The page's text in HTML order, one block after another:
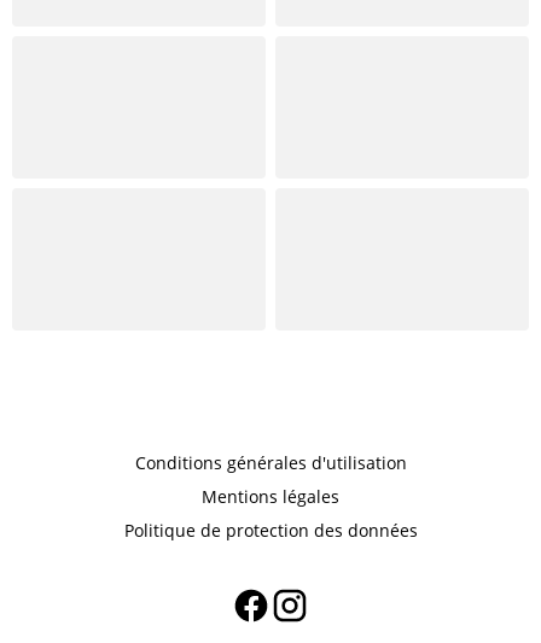
Conditions générales d'utilisation
Mentions légales
Politique de protection des données